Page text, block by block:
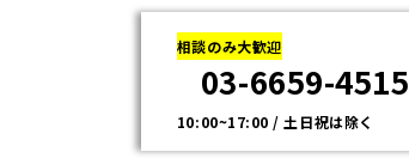
相談のみ大歓迎
03-6659-4515
10:00~17:00 / 土日祝は除く